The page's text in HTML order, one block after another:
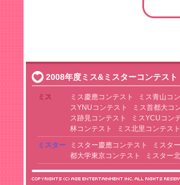
2008年度ミス&ミスターコンテスト
ミス ミス慶應コンテスト ミス青山コ
スYNUコンテスト
ミス首都大コ
ス跡見コンテスト
ミスYCUコン
林コンテスト
ミス北里コンテスト
ミスター
ミスター慶應コンテスト ミスタ
都大学東京コンテスト
ミスター